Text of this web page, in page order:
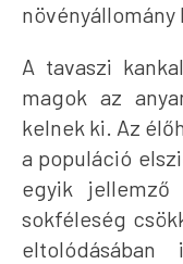
növényállomány
A tavaszi
magok az
kelnek ki. Az
a populáció
egyik jellemző
sokféleség